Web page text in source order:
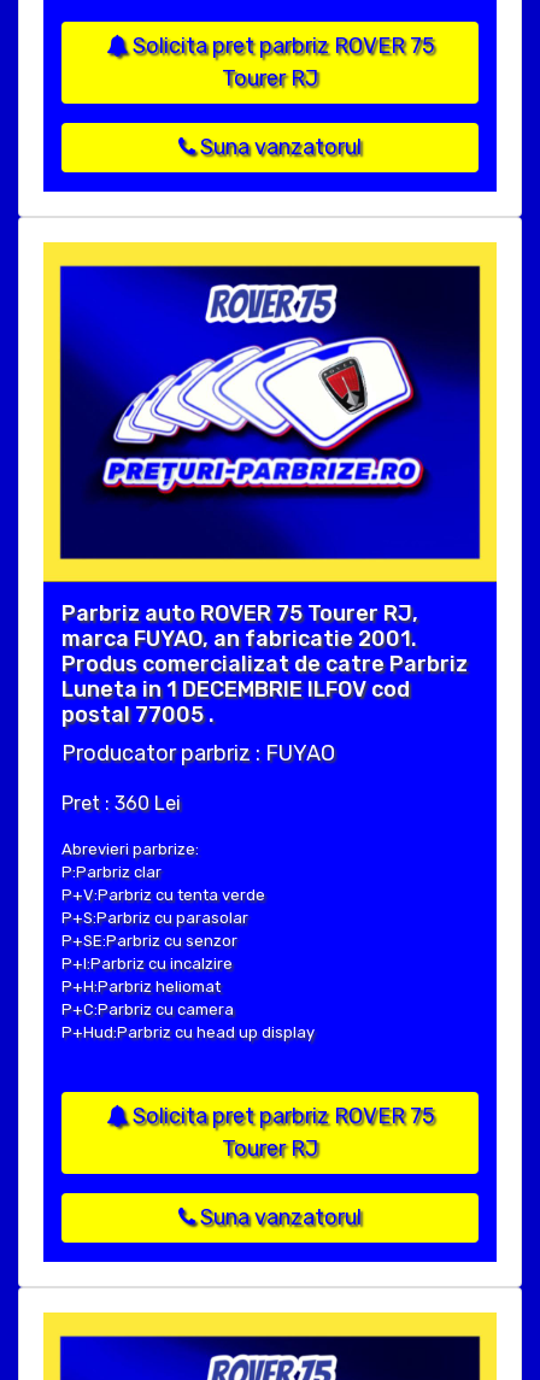
Solicita pret parbriz ROVER 75
Tourer RJ
Suna vanzatorul
Parbriz auto ROVER 75 Tourer RJ,
marca FUYAO, an fabricatie 2001.
Produs comercializat de catre Parbriz
Luneta in 1 DECEMBRIE ILFOV cod
postal 77005 .
Producator parbriz : FUYAO
Pret : 360 Lei
Abrevieri parbrize:
P:Parbriz clar
P+V:Parbriz cu tenta verde
P+S:Parbriz cu parasolar
P+SE:Parbriz cu senzor
P+I:Parbriz cu incalzire
P+H:Parbriz heliomat
P+C:Parbriz cu camera
P+Hud:Parbriz cu head up display
Solicita pret parbriz ROVER 75
Tourer RJ
Suna vanzatorul